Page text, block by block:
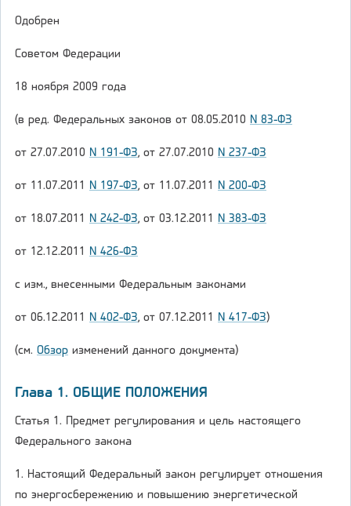
Одобрен
Советом Федерации
18 ноября 2009 года
(в ред. Федеральных законов от 08.05.2010 N 83-ФЗ
от 27.07.2010 N 191-ФЗ, от 27.07.2010 N 237-ФЗ
от 11.07.2011 N 197-ФЗ, от 11.07.2011 N 200-ФЗ
от 18.07.2011 N 242-ФЗ, от 03.12.2011 N 383-ФЗ
от 12.12.2011 N 426-ФЗ
с изм., внесенными Федеральным законами
от 06.12.2011 N 402-ФЗ, от 07.12.2011 N 417-ФЗ)
(см. Обзор изменений данного документа)
Глава 1. ОБЩИЕ ПОЛОЖЕНИЯ
Статья 1. Предмет регулирования и цель настоящего
Федерального закона
1. Настоящий Федеральный закон регулирует отношения
по энергосбережению и повышению энергетической